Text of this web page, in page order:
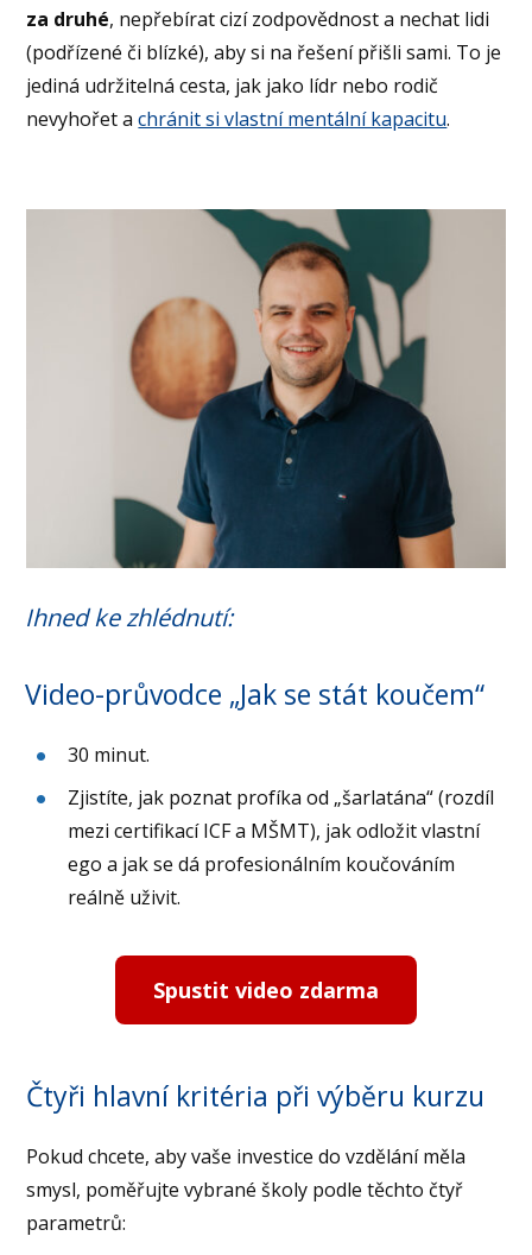
za druhé, nepřebírat cizí zodpovědnost a nechat lidi
(podřízené či blízké), aby si na řešení přišli sami. To je
jediná udržitelná cesta, jak jako lídr nebo rodič
nevyhořet achránit si vlastní mentální kapacitu.
Ihned ke zhlédnutí:
Video-průvodce „Jak se stát koučem“
30 minut.
Zjistíte, jak poznat profíka od „šarlatána“ (rozdíl
mezi certifikací ICF a MŠMT), jak odložit vlastní
ego a jak se dá profesionálním koučováním
reálně uživit.
Spustit video zdarma
Čtyři hlavní kritéria při výběru kurzu
Pokud chcete, aby vaše investice do vzdělání měla
smysl, poměřujte vybrané školy podle těchto čtyř
parametrů: